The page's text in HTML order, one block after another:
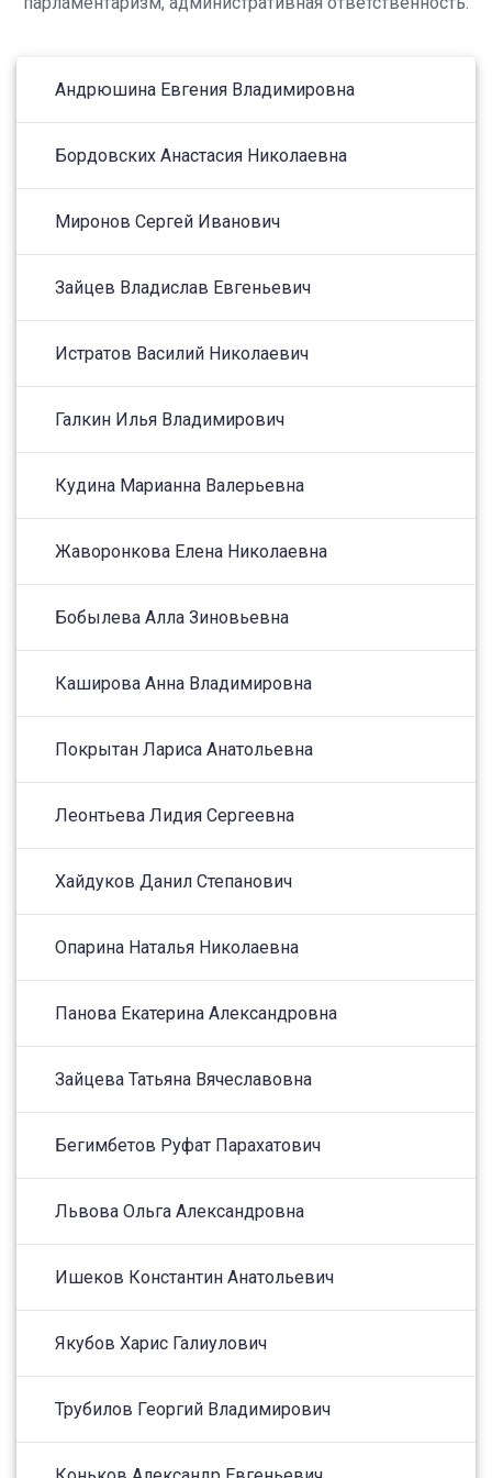
Андрюшина Евгения Владимировна
Бордовских Анастасия Николаевна
Миронов Сергей Иванович
Зайцев Владислав Евгеньевич
Истратов Василий Николаевич
Галкин Илья Владимирович
Кудина Марианна Валерьевна
Жаворонкова Елена Николаевна
Бобылева Алла Зиновьевна
Каширова Анна Владимировна
Покрытан Лариса Анатольевна
Леонтьева Лидия Сергеевна
Хайдуков Данил Степанович
Опарина Наталья Николаевна
Панова Екатерина Александровна
Зайцева Татьяна Вячеславовна
Бегимбетов Руфат Парахатович
Львова Ольга Александровна
Ишеков Константин Анатольевич
Якубов Харис Галиулович
Трубилов Георгий Владимирович